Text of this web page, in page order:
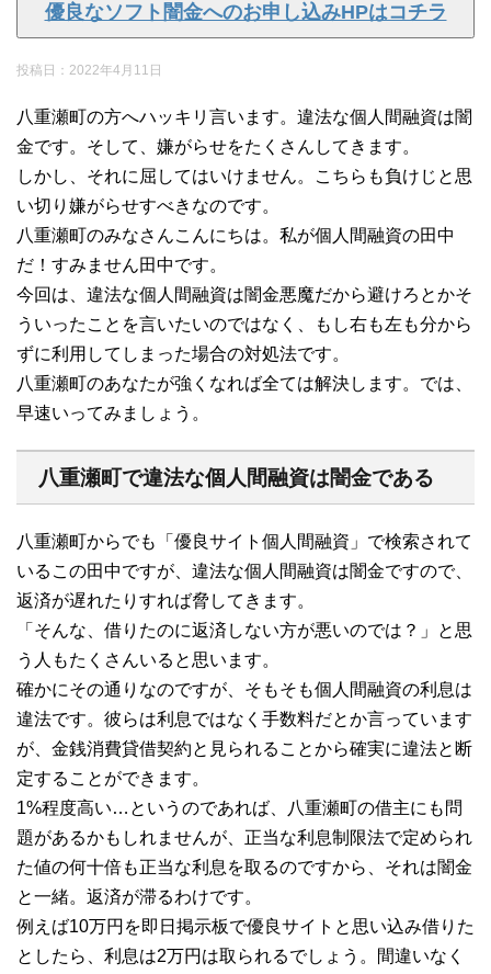
優良なソフト闇金へのお申し込みHPはコチラ
投稿日： 2022年4月11日
八重瀬町の方へハッキリ言います。違法な個人間融資は闇
金です。そして、嫌がらせをたくさんしてきます。
しかし、それに屈してはいけません。こちらも負けじと思
い切り嫌がらせすべきなのです。
八重瀬町のみなさんこんにちは。私が個人間融資の田中
だ！すみません田中です。
今回は、違法な個人間融資は闇金悪魔だから避けろとかそ
ういったことを言いたいのではなく、もし右も左も分から
ずに利用してしまった場合の対処法です。
八重瀬町のあなたが強くなれば全ては解決します。では、
早速いってみましょう。
八重瀬町で違法な個人間融資は闇金である
八重瀬町からでも「優良サイト個人間融資」で検索されて
いるこの田中ですが、違法な個人間融資は闇金ですので、
返済が遅れたりすれば脅してきます。
「そんな、借りたのに返済しない方が悪いのでは？」と思
う人もたくさんいると思います。
確かにその通りなのですが、そもそも個人間融資の利息は
違法です。彼らは利息ではなく手数料だとか言っています
が、金銭消費貸借契約と見られることから確実に違法と断
定することができます。
1%程度高い…というのであれば、八重瀬町の借主にも問
題があるかもしれませんが、正当な利息制限法で定められ
た値の何十倍も正当な利息を取るのですから、それは闇金
と一緒。返済が滞るわけです。
例えば10万円を即日掲示板で優良サイトと思い込み借りた
としたら、利息は2万円は取られるでしょう。間違いなく